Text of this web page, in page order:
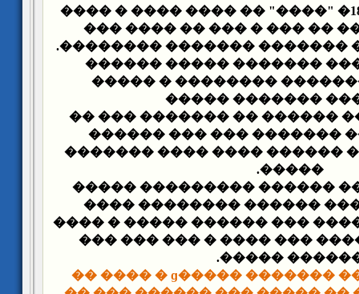
- �� ����� ��� 1894� "����" �� ���� ���� � ����
�� ������� ��� �� ��� �
������ ������ � �������
- �� ��� 1897� ���� ������� �����
������� ���������
������� �������
- �� ��� 1897� ���� ������ ��
����� ��� ��� �������
�������� ����� ������
�����.
- �� ��� 1899� ���� ������
������� �� ���� ������
����� ������ � ���� ���
���� ����� ����� ���
������
���� ������� �����ɡ � ���� ��